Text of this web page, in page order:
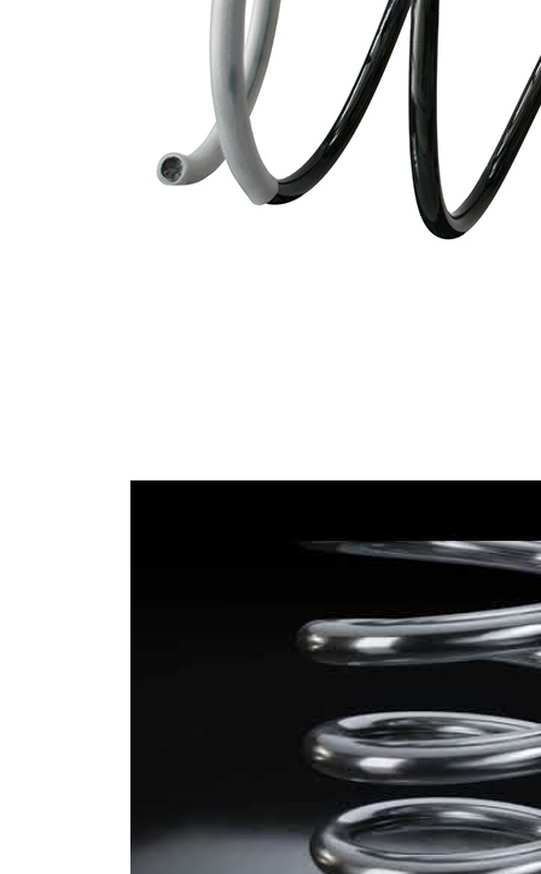
pružiny
pružina s
konstatním
průměrem
173 mm
Doplňkový
výrobek/
doplňkové
info
bez
pouzdra